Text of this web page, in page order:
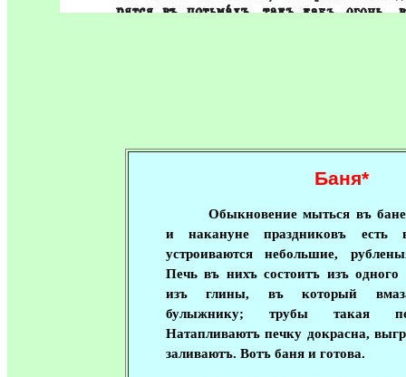
Баня*
Обыкновение мыться въ
и накануне праздниковъ есть
устроиваются небольшие,
Печь въ нихъ состоитъ изъ одного
изъ глины, въ который
булыжнику; трубы такая
Натапливаютъ печку докрасна,
заливаютъ. Вотъ баня и готова.